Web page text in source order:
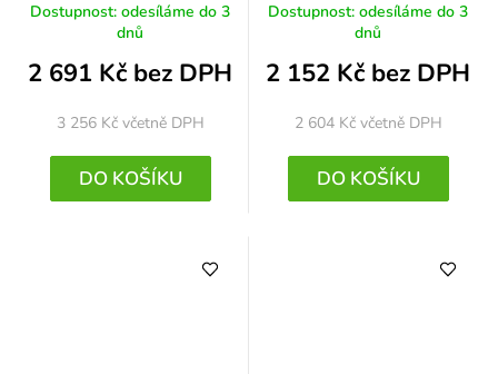
Dostupnost: odesíláme do 3
dnů
2 691 Kč bez DPH
3 256 Kč včetně DPH
DO KOŠÍKU
Dostupnost: odesíláme do 3
dnů
2 152 Kč bez DPH
2 604 Kč včetně DPH
DO KOŠÍKU